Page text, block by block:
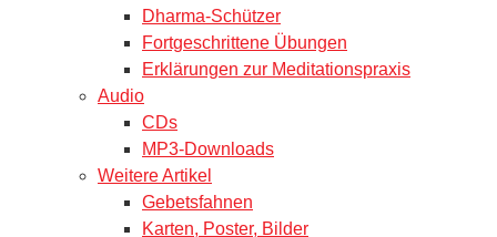
Dharma-Schützer
Fortgeschrittene Übungen
Erklärungen zur Meditationspraxis
Audio
CDs
MP3-Downloads
Weitere Artikel
Gebetsfahnen
Karten, Poster, Bilder